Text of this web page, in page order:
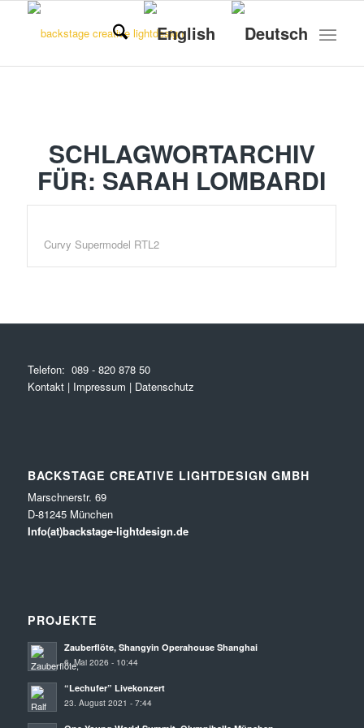
SCHLAGWORTARCHIV
FÜR: SARAH LOMBARDI
Curvy Supermodel RTL2
Telefon: 089 - 820 878 50
Kontakt| Impressum | Datenschutz
BACKSTAGE CREATIVE LIGHTDESIGN GMBH
Marschnerstr. 69
D-81245 München
Info(at)backstage-lightdesign.de
PROJEKTE
Zauberflöte, Shangyin Operahouse Shanghai
6. Mai 2026 - 10:44
“Lechufer” Livekonzert
23. August 2021 - 7:44